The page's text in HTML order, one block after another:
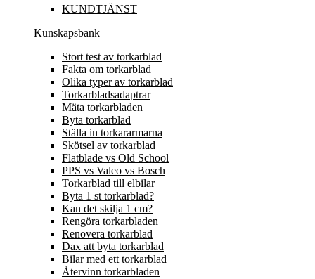
KUNDTJÄNST
Kunskapsbank
Stort test av torkarblad
Fakta om torkarblad
Olika typer av torkarblad
Torkarbladsadaptrar
Mäta torkarbladen
Byta torkarblad
Ställa in torkararmarna
Skötsel av torkarblad
Flatblade vs Old School
PPS vs Valeo vs Bosch
Torkarblad till elbilar
Byta 1 st torkarblad?
Kan det skilja 1 cm?
Rengöra torkarbladen
Renovera torkarblad
Dax att byta torkarblad
Bilar med ett torkarblad
Återvinn torkarbladen